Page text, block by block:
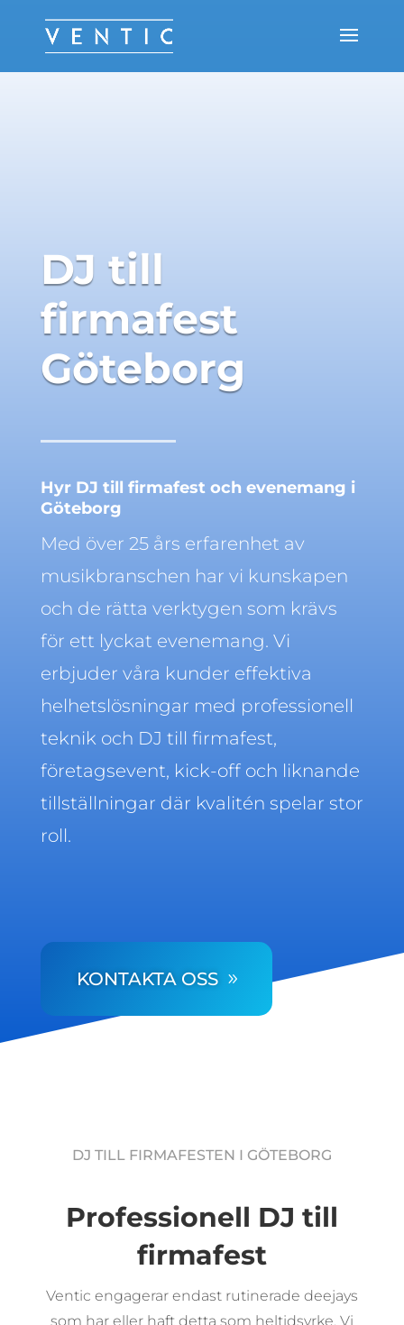
DJ till
firmafest
Göteborg
Hyr DJ till firmafest och evenemang i
Göteborg
Med över 25 års erfarenhet av
musikbranschen har vi kunskapen
och de rätta verktygen som krävs
för ett lyckat evenemang. Vi
erbjuder våra kunder effektiva
helhetslösningar med professionell
teknik och DJ till firmafest,
företagsevent, kick-off och liknande
tillställningar där kvalitén spelar stor
roll.
KONTAKTA OSS
DJ TILL FIRMAFESTEN I GÖTEBORG
Professionell DJ till
firmafest
Ventic engagerar endast rutinerade deejays
som har eller haft detta som heltidsyrke. Vi